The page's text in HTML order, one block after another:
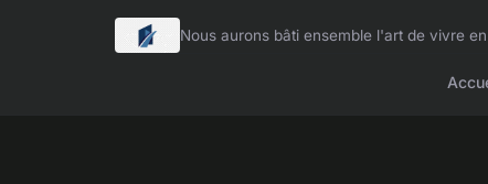
Nous aurons bâti ensemble l'art de vivre